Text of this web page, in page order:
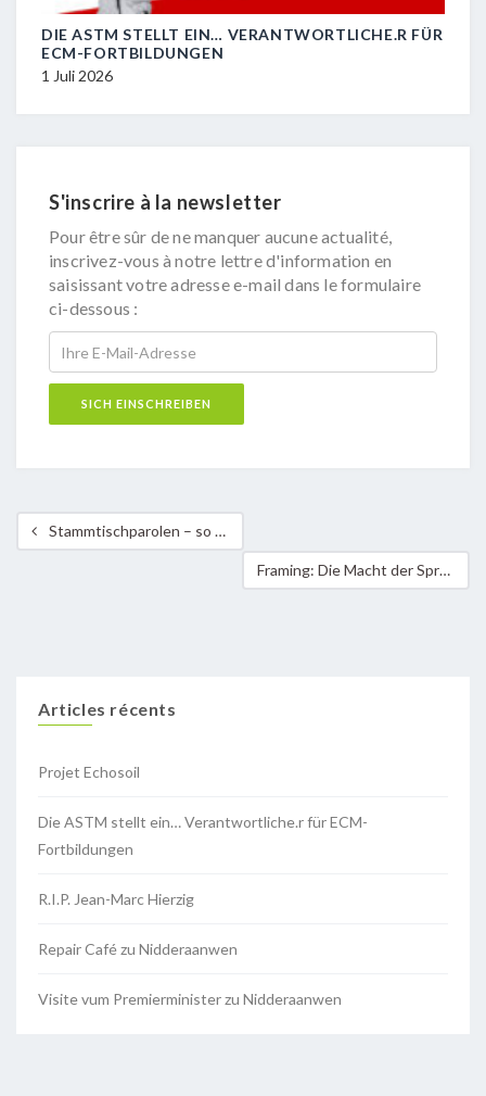
DIE ASTM STELLT EIN… VERANTWORTLICHE.R FÜR
ECM-FORTBILDUNGEN
1 Juli 2026
S'inscrire à la newsletter
Pour être sûr de ne manquer aucune actualité,
inscrivez-vous à notre lettre d'information en
saisissant votre adresse e-mail dans le formulaire
ci-dessous :
Stammtischparolen – so reagiere ich richtig
Framing: Die Macht der Sprache
Articles récents
Projet Echosoil
Die ASTM stellt ein… Verantwortliche.r für ECM-
Fortbildungen
R.I.P. Jean-Marc Hierzig
Repair Café zu Nidderaanwen
Visite vum Premierminister zu Nidderaanwen